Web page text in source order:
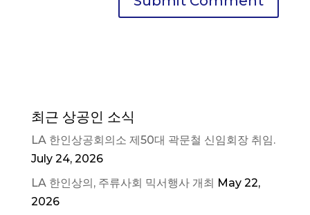
최근 상공인 소식
LA 한인상공회의소 제50대 곽문철 신임회장 취임.
July 24, 2026
LA 한인상의, 주류사회 믹서행사 개최 May 22,
2026